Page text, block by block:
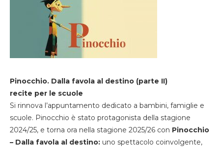
Pinocchio. Dalla favola al destino (parte II)
recite per le scuole
Si rinnova l’appuntamento dedicato a bambini, famiglie e
scuole. Pinocchio è stato protagonista della stagione
2024/25, e torna ora nella stagione 2025/26 con Pinocchio
– Dalla favola al destino: uno spettacolo coinvolgente,